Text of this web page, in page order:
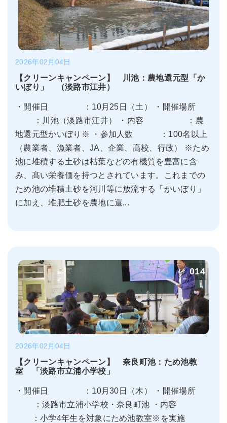
2026年02月04日
【クリーンキャンペーン】 川池：農地還元型「か
いぼり」 （淡路市江井）
・開催日 ：10月25日（土） ・開催場所
：川池（淡路市江井） ・内容 ：農
地還元型かいぼり※ ・参加人数 ：100名以上
（農業者、漁業者、JA、企業、高校、行政） ※ため
池に堆積する土砂は枯葉などの有機質を豊富に含
み、髙い栄養価を持つとされています。これまでの
ため池の堆積土砂を河川等に放流する「かいぼり」
に加え、堆肥土砂を農地に還...
014
2026年02月04日
【クリーンキャンペーン】 奈良町池：ため池教
室 「淡路市立浦小学校」
・開催日 ：10月30日（木） ・開催場所
：淡路市立浦小学校・奈良町池 ・内容
：小学4年生を対象にため池教室※を実施